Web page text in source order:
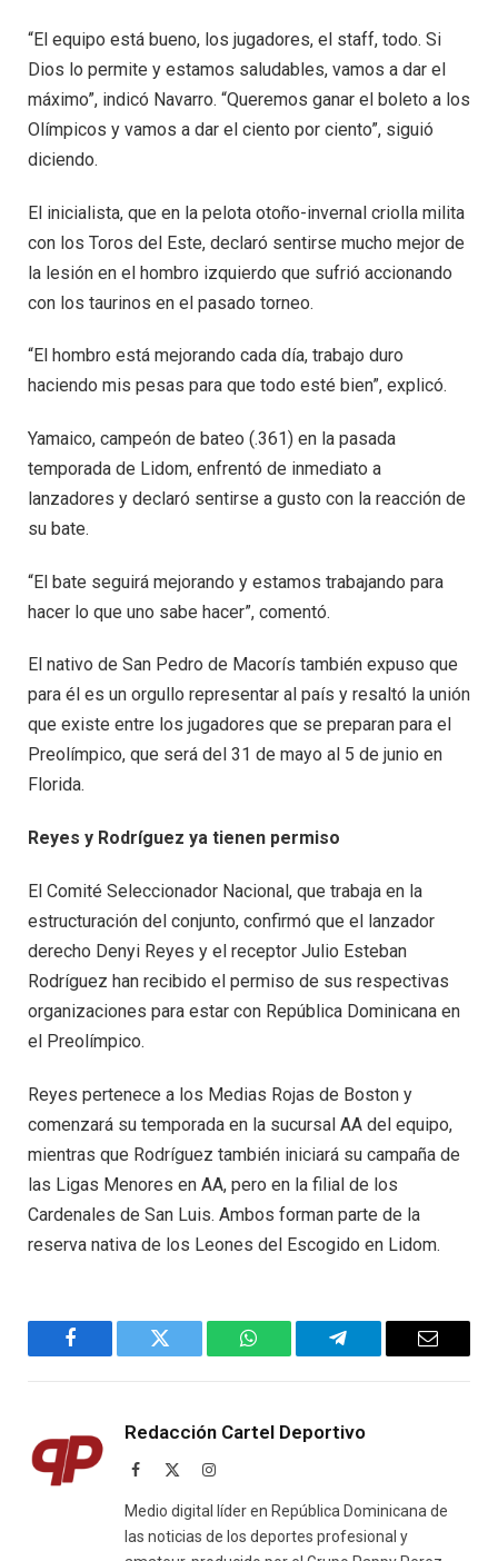
“El equipo está bueno, los jugadores, el staff, todo. Si
Dios lo permite y estamos saludables, vamos a dar el
máximo”, indicó Navarro. “Queremos ganar el boleto a los
Olímpicos y vamos a dar el ciento por ciento”, siguió
diciendo.
El inicialista, que en la pelota otoño-invernal criolla milita
con los Toros del Este, declaró sentirse mucho mejor de
la lesión en el hombro izquierdo que sufrió accionando
con los taurinos en el pasado torneo.
“El hombro está mejorando cada día, trabajo duro
haciendo mis pesas para que todo esté bien”, explicó.
Yamaico, campeón de bateo (.361) en la pasada
temporada de Lidom, enfrentó de inmediato a
lanzadores y declaró sentirse a gusto con la reacción de
su bate.
“El bate seguirá mejorando y estamos trabajando para
hacer lo que uno sabe hacer”, comentó.
El nativo de San Pedro de Macorís también expuso que
para él es un orgullo representar al país y resaltó la unión
que existe entre los jugadores que se preparan para el
Preolímpico, que será del 31 de mayo al 5 de junio en
Florida.
Reyes y Rodríguez ya tienen permiso
El Comité Seleccionador Nacional, que trabaja en la
estructuración del conjunto, confirmó que el lanzador
derecho Denyi Reyes y el receptor Julio Esteban
Rodríguez han recibido el permiso de sus respectivas
organizaciones para estar con República Dominicana en
el Preolímpico.
Reyes pertenece a los Medias Rojas de Boston y
comenzará su temporada en la sucursal AA del equipo,
mientras que Rodríguez también iniciará su campaña de
las Ligas Menores en AA, pero en la filial de los
Cardenales de San Luis. Ambos forman parte de la
reserva nativa de los Leones del Escogido en Lidom.
Facebook Twitter WhatsAppTelegram Email
Redacción Cartel Deportivo
Facebook Instagram
Medio digital líder en República Dominicana de
las noticias de los deportes profesional y